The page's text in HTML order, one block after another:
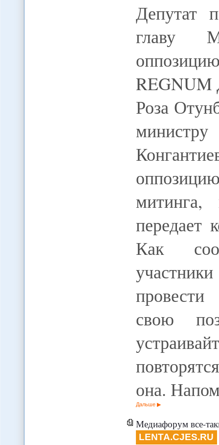
Депутат
главу
REGNUM
Роза
передает
Как
свою
она.
Дальше
Медиафорум все-
LENTA.CJES.RU